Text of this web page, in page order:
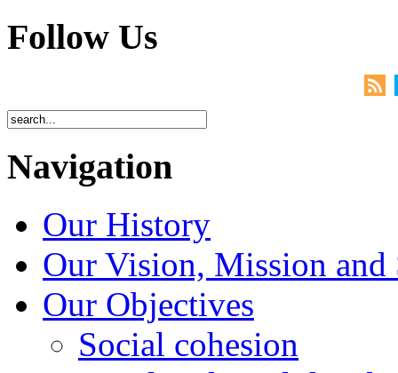
Follow Us
Navigation
Our History
Our Vision, Mission and
Our Objectives
Social cohesion